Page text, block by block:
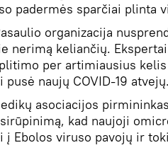
padermės sparčiai plinta
organizacija
nerimą keliančių.
per artimiausius
pusė naujų COVID-19 atvejų.
asociacijos
kad naujoji
į Ebolos viruso pavojų ir